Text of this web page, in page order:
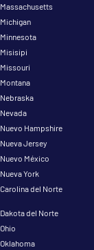
Massachusetts
Michigan
Minnesota
Misisipi
Missouri
Montana
Nebraska
Nevada
Nuevo Hampshire
Nueva Jersey
Nuevo México
Nueva York
Carolina del Norte
Dakota del Norte
Ohio
Oklahoma